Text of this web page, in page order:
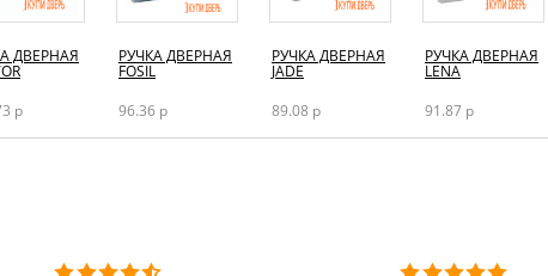
ДВЕРНАЯ
р
РУЧКА ДВЕРНАЯ
FOSIL
96.36 р
РУЧКА ДВЕРНАЯ
JADE
89.08 р
РУЧКА ДВЕРНАЯ
LENA
91.87 р